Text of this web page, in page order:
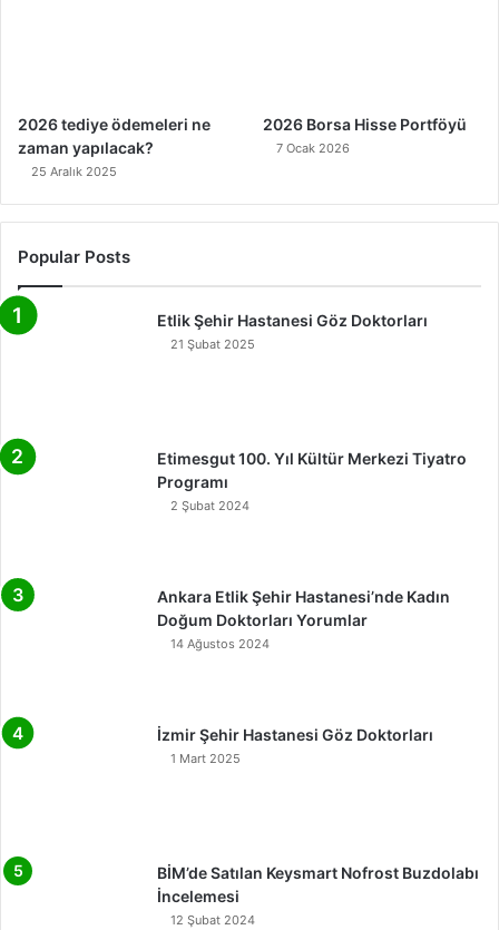
2026 tediye ödemeleri ne
zaman yapılacak?
25 Aralık 2025
2026 Borsa Hisse Portföyü
7 Ocak 2026
Popular Posts
Etlik Şehir Hastanesi Göz Doktorları
21 Şubat 2025
Etimesgut 100. Yıl Kültür Merkezi Tiyatro
Programı
2 Şubat 2024
Ankara Etlik Şehir Hastanesi’nde Kadın
Doğum Doktorları Yorumlar
14 Ağustos 2024
İzmir Şehir Hastanesi Göz Doktorları
1 Mart 2025
BİM’de Satılan Keysmart Nofrost Buzdolabı
İncelemesi
12 Şubat 2024